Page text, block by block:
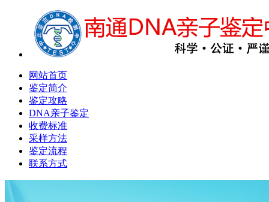
网站首页
鉴定简介
鉴定攻略
DNA亲子鉴定
收费标准
采样方法
鉴定流程
联系方式